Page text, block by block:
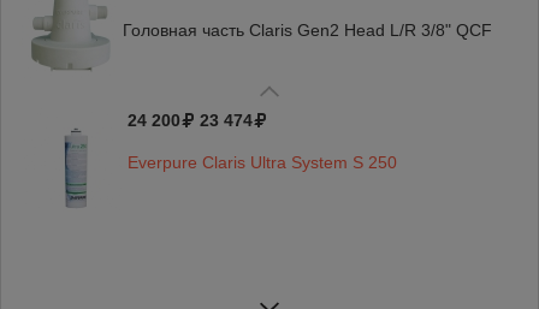
Головная часть Claris Gen2 Head L/R 3/8" QCF
24 200 23 474
Everpure Claris Ultra System S 250